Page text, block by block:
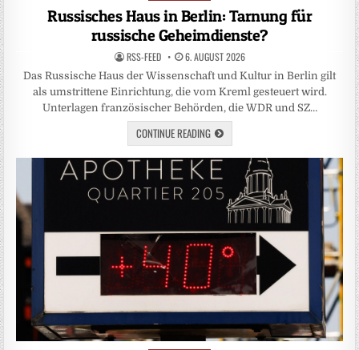
Russisches Haus in Berlin: Tarnung für
russische Geheimdienste?
RSS-FEED 6. AUGUST 2026
Das Russische Haus der Wissenschaft und Kultur in Berlin gilt
als umstrittene Einrichtung, die vom Kreml gesteuert wird.
Unterlagen französischer Behörden, die WDR und SZ…
CONTINUE READING